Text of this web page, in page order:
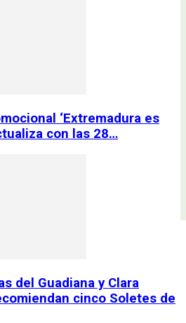
‘Extremadura es
con las 28…
del Guadiana y Clara
cinco Soletes de